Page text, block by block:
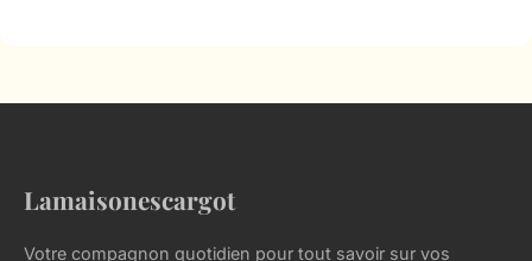
Lamaisonescargot
Votre compagnon quotidien pour tout savoir sur vos